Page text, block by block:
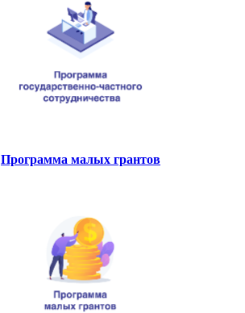
Программа малых грантов